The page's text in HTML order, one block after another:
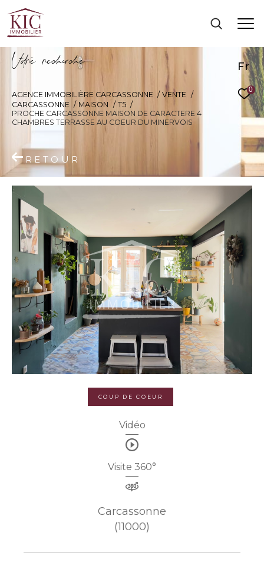
Fr
0
Vore recece
AGENCE IMMOBILIÈRE CARCASSONNE
VENTE
CARCASSONNE
MAISON
T5
PROCHE CARCASSONNE MAISON DE CARACTERE 4
CHAMBRES TERRASSE AU COEUR DU MINERVOIS
RETOUR
COUP DE COEUR
Vidéo
Visite 360°
Carcassonne
(11000)